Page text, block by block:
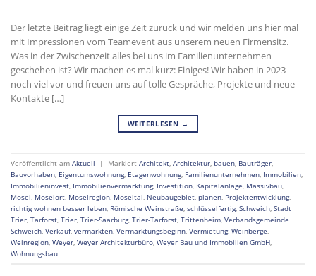
Der letzte Beitrag liegt einige Zeit zurück und wir melden uns hier mal
mit Impressionen vom Teamevent aus unserem neuen Firmensitz.
Was in der Zwischenzeit alles bei uns im Familienunternehmen
geschehen ist? Wir machen es mal kurz: Einiges! Wir haben in 2023
noch viel vor und freuen uns auf tolle Gespräche, Projekte und neue
Kontakte […]
WEITERLESEN →
Veröffentlicht am Aktuell | Markiert Architekt, Architektur, bauen, Bauträger,
Bauvorhaben, Eigentumswohnung, Etagenwohnung, Familienunternehmen, Immobilien,
Immobilieninvest, Immobilienvermarktung, Investition, Kapitalanlage, Massivbau,
Mosel, Moselort, Moselregion, Moseltal, Neubaugebiet, planen, Projektentwicklung,
richtig wohnen besser leben, Römische Weinstraße, schlüsselfertig, Schweich, Stadt
Trier, Tarforst, Trier, Trier-Saarburg, Trier-Tarforst, Trittenheim, Verbandsgemeinde
Schweich, Verkauf, vermarkten, Vermarktungsbeginn, Vermietung, Weinberge,
Weinregion, Weyer, Weyer Architekturbüro, Weyer Bau und Immobilien GmbH,
Wohnungsbau